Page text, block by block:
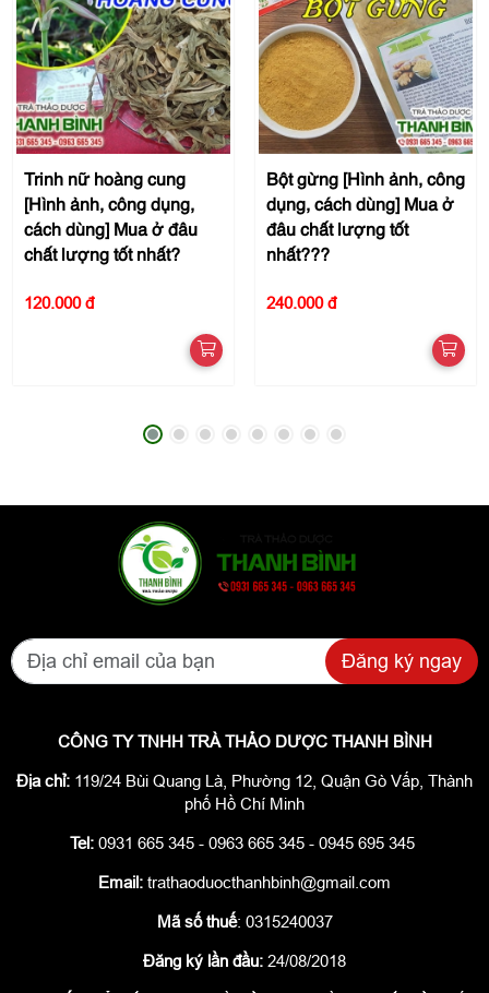
Trinh nữ hoàng cung
[Hình ảnh, công dụng,
cách dùng] Mua ở đâu
chất lượng tốt nhất?
120.000 đ
Bột gừng [Hình ảnh, công
dụng, cách dùng] Mua ở
đâu chất lượng tốt
nhất???
240.000 đ
Đăng ký ngay
CÔNG TY TNHH TRÀ THẢO DƯỢC THANH BÌNH
Địa chỉ: 119/24 Bùi Quang Là, Phường 12, Quận Gò Vấp, Thành
phố Hồ Chí Minh
Tel: 0931 665 345 - 0963 665 345 - 0945 695 345
Email: trathaoduocthanhbinh@gmail.com
Mã số thuế: 0315240037
Đăng ký lần đầu: 24/08/2018